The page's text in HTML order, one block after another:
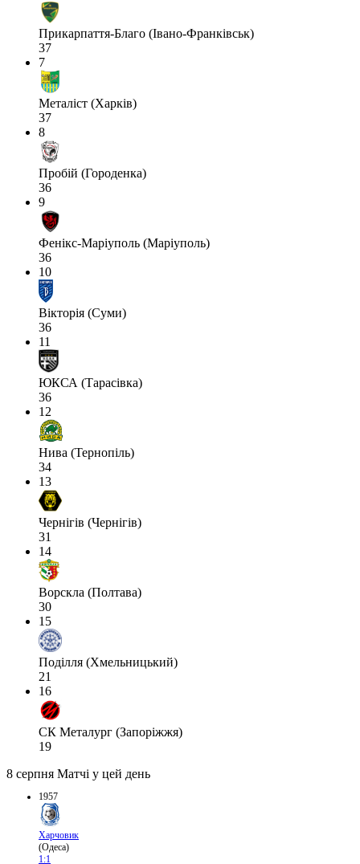
Прикарпаття-Благо (Івано-Франківськ)
37
7
Металіст (Харків)
37
8
Пробій (Городенка)
36
9
Фенікс-Маріуполь (Маріуполь)
36
10
Вікторія (Суми)
36
11
ЮКСА (Тарасівка)
36
12
Нива (Тернопіль)
34
13
Чернігів (Чернігів)
31
14
Ворскла (Полтава)
30
15
Поділля (Хмельницький)
21
16
СК Металург (Запоріжжя)
19
8 серпня Матчі у цей день
1957
Харчовик
(Одеса)
1:1